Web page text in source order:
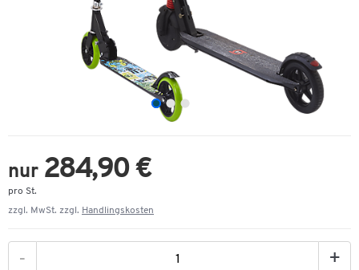
nur 284,90 €
pro St.
zzgl. MwSt. zzgl. Handlingskosten
- +